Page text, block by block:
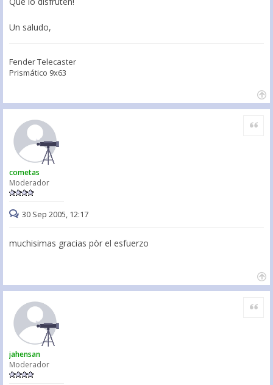
Un saludo,
Fender Telecaster
Prismático 9x63
cometas
Moderador
Citar
30 Sep 2005, 12:17
muchisimas gracias pòr el esfuerzo
jahensan
Moderador
Citar